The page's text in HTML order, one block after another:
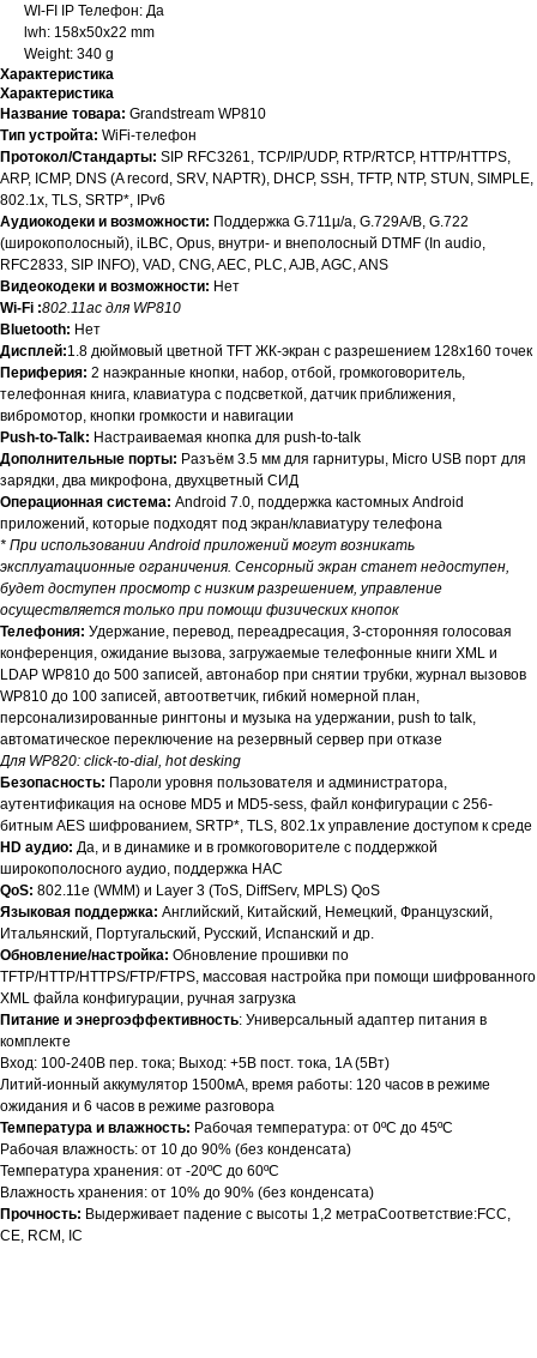
WI-FI IP Телефон: Да
lwh: 158x50x22 mm
Weight: 340 g
Характеристика
Характеристика
Название товара: Grandstream WP810
Тип устройта: WiFi-телефон
Протокол/Стандарты: SIP RFC3261, TCP/IP/UDP, RTP/RTCP, HTTP/HTTPS,
ARP, ICMP, DNS (A record, SRV, NAPTR), DHCP, SSH, TFTP, NTP, STUN, SIMPLE,
802.1x, TLS, SRTP*, IPv6
Аудиокодеки и возможности: Поддержка G.711µ/a, G.729A/B, G.722
(широкополосный), iLBC, Opus, внутри- и внеполосный DTMF (In audio,
RFC2833, SIP INFO), VAD, CNG, AEC, PLC, AJB, AGC, ANS
Видеокодеки и возможности: Нет
Wi-Fi :802.11ac для WP810
Bluetooth: Нет
Дисплей:1.8 дюймовый цветной TFT ЖК-экран с разрешением 128x160 точек
Периферия: 2 наэкранные кнопки, набор, отбой, громкоговоритель,
телефонная книга, клавиатура с подсветкой, датчик приближения,
вибромотор, кнопки громкости и навигации
Push-to-Talk: Настраиваемая кнопка для push-to-talk
Дополнительные порты: Разъём 3.5 мм для гарнитуры, Micro USB порт для
зарядки, два микрофона, двухцветный СИД
Операционная система: Android 7.0, поддержка кастомных Android
приложений, которые подходят под экран/клавиатуру телефона
* При использовании Android приложений могут возникать
эксплуатационные ограничения. Сенсорный экран станет недоступен,
будет доступен просмотр с низким разрешением, управление
осуществляется только при помощи физических кнопок
Телефония: Удержание, перевод, переадресация, 3-сторонняя голосовая
конференция, ожидание вызова, загружаемые телефонные книги XML и
LDAP WP810 до 500 записей, автонабор при снятии трубки, журнал вызовов
WP810 до 100 записей, автоответчик, гибкий номерной план,
персонализированные рингтоны и музыка на удержании, push to talk,
автоматическое переключение на резервный сервер при отказе
Для WP820: click-to-dial, hot desking
Безопасность: Пароли уровня пользователя и администратора,
аутентификация на основе MD5 и MD5-sess, файл конфигурации с 256-
битным AES шифрованием, SRTP*, TLS, 802.1x управление доступом к среде
HD аудио: Да, и в динамике и в громкоговорителе с поддержкой
широкополосного аудио, поддержка HAC
QoS: 802.11e (WMM) и Layer 3 (ToS, DiffServ, MPLS) QoS
Языковая поддержка: Английский, Китайский, Немецкий, Французский,
Итальянский, Португальский, Русский, Испанский и др.
Обновление/настройка: Обновление прошивки по
TFTP/HTTP/HTTPS/FTP/FTPS, массовая настройка при помощи шифрованного
XML файла конфигурации, ручная загрузка
Питание и энергоэффективность: Универсальный адаптер питания в
комплекте
Вход: 100-240В пер. тока; Выход: +5В пост. тока, 1A (5Вт)
Литий-ионный аккумулятор 1500мА, время работы: 120 часов в режиме
ожидания и 6 часов в режиме разговора
Температура и влажность: Рабочая температура: от 0ºC до 45ºC
Рабочая влажность: от 10 до 90% (без конденсата)
Температура хранения: от -20ºC до 60ºC
Влажность хранения: от 10% до 90% (без конденсата)
Прочность: Выдерживает падение с высоты 1,2 метраСоответствие:FCC,
CE, RCM, IC